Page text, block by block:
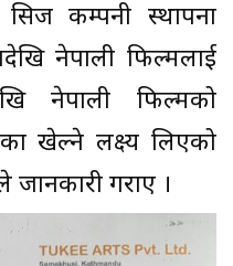
कम्पनी स्थापना
नेपाली फिल्मलाई
नेपाली फिल्मको
खेल्ने लक्ष्य लिएको
गराए ।